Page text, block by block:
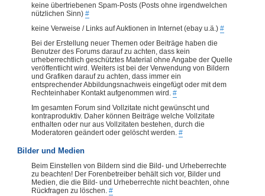
keine übertriebenen Spam-Posts (Posts ohne irgendwelchen
nützlichen Sinn) #
keine Verweise / Links auf Auktionen in Internet (ebay u.ä.) #
Bei der Erstellung neuer Themen oder Beiträge haben die
Benutzer des Forums darauf zu achten, dass kein
urheberrechtlich geschütztes Material ohne Angabe der Quelle
veröffentlicht wird. Weiters ist bei der Verwendung von Bildern
und Grafiken darauf zu achten, dass immer ein
entsprechender Abbildungsnachweis eingefügt oder mit dem
Rechteinhaber Kontakt aufgenommen wird. #
Im gesamten Forum sind Vollzitate nicht gewünscht und
kontraproduktiv. Daher können Beiträge welche Vollzitate
enthalten oder nur aus Vollzitaten bestehen, durch die
Moderatoren geändert oder gelöscht werden. #
Bilder und Medien
Beim Einstellen von Bildern sind die Bild- und Urheberrechte
zu beachten! Der Forenbetreiber behält sich vor, Bilder und
Medien, die die Bild- und Urheberrechte nicht beachten, ohne
Rückfragen zu löschen. #